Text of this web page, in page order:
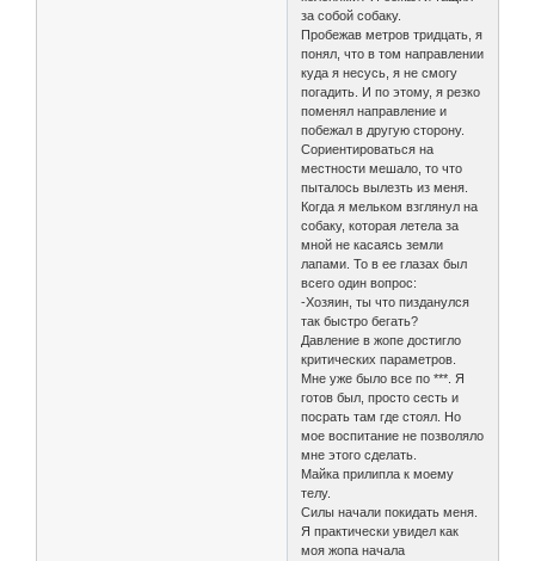
за собой собаку.
Пробежав метров тридцать, я
понял, что в том направлении
куда я несусь, я не смогу
погадить. И по этому, я резко
поменял направление и
побежал в другую сторону.
Сориентироваться на
местности мешало, то что
пыталось вылезть из меня.
Когда я мельком взглянул на
собаку, которая летела за
мной не касаясь земли
лапами. То в ее глазах был
всего один вопрос:
-Хозяин, ты что пизданулся
так быстро бегать?
Давление в жопе достигло
критических параметров.
Мне уже было все по ***. Я
готов был, просто сесть и
посрать там где стоял. Но
мое воспитание не позволяло
мне этого сделать.
Майка прилипла к моему
телу.
Силы начали покидать меня.
Я практически увидел как
моя жопа начала